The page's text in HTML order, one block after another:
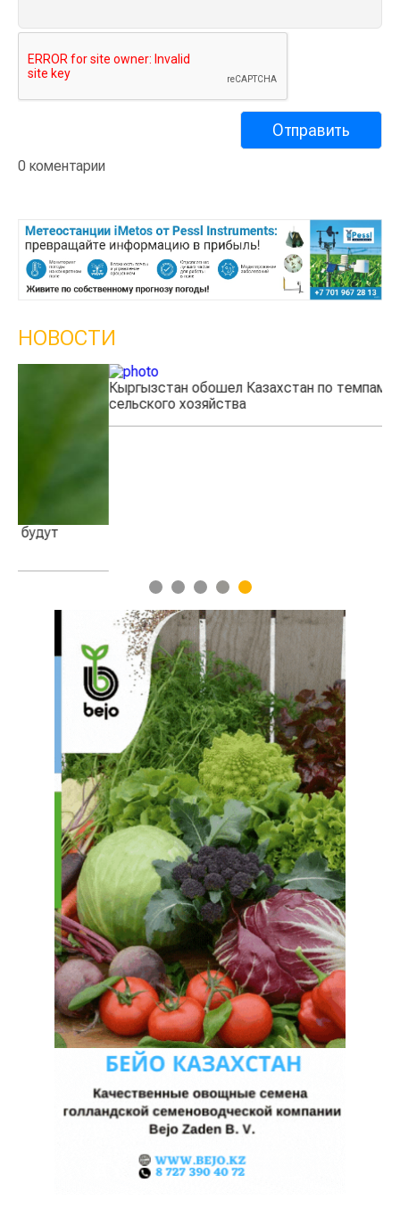
0 коментарии
НОВОСТИ
Кыргызстан обошел Казахстан по темпам роста
сельского хозяйства
1 2 3 4 5